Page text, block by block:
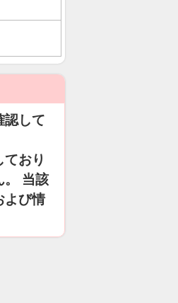
認して
おり
。 当該
よび情